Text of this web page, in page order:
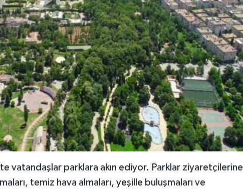
vatandaşlar parklara akın ediyor. Parklar ziyaretçilerine
temiz hava almaları, yeşille buluşmaları ve